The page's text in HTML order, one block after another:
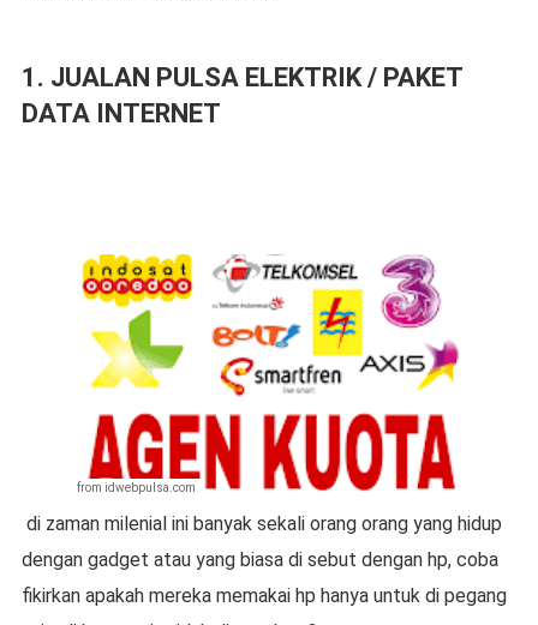
1. JUALAN PULSA ELEKTRIK / PAKET
DATA INTERNET
from idwebpulsa.com
di zaman milenial ini banyak sekali orang orang yang hidup
dengan gadget atau yang biasa di sebut dengan hp, coba
fikirkan apakah mereka memakai hp hanya untuk di pegang